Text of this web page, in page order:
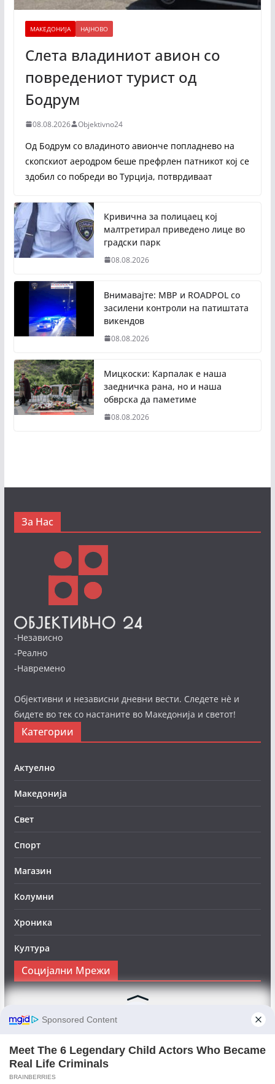
МАКЕДОНИЈА НАЈНОВО
Слета владиниот авион со
повредениот турист од
Бодрум
08.08.2026 Objektivno24
Од Бодрум со владиното авионче попладнево на
скопскиот аеродром беше префрлен патникот кој се
здобил со побреди во Турција, потврдиваат
Кривична за полицаец кој
малтретирал приведено лице во
градски парк
08.08.2026
Внимавајте: МВР и ROADPOL со
засилени контроли на патиштата
викендов
08.08.2026
Мицкоски: Карпалак е наша
заедничка рана, но и наша
обврска да паметиме
08.08.2026
За Нас
-Независно
-Реално
-Навремено
Објективни и независни дневни вести. Следете нè и
бидете во тек со настаните во Македонија и светот!
Категории
Актуелно
Македонија
Свет
Спорт
Магазин
Колумни
Хроника
Култура
Социјални Мрежи
Следете нè на Фејсбук за да сте во тек со најновите